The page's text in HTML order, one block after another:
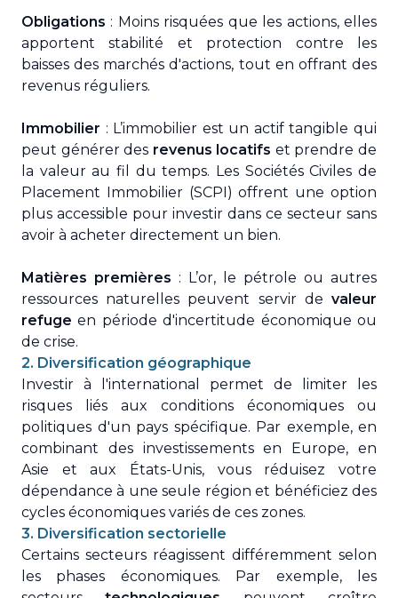
Obligations : Moins risquées que les actions, elles
apportent stabilité et protection contre les
baisses des marchés d'actions, tout en offrant des
revenus réguliers.
Immobilier : L’immobilier est un actif tangible qui
peut générer des revenus locatifs et prendre de
la valeur au fil du temps. Les Sociétés Civiles de
Placement Immobilier (SCPI) offrent une option
plus accessible pour investir dans ce secteur sans
avoir à acheter directement un bien.
Matières premières : L’or, le pétrole ou autres
ressources naturelles peuvent servir de valeur
refuge en période d'incertitude économique ou
de crise.
2. Diversification géographique
Investir à l'international permet de limiter les
risques liés aux conditions économiques ou
politiques d'un pays spécifique. Par exemple, en
combinant des investissements en Europe, en
Asie et aux États-Unis, vous réduisez votre
dépendance à une seule région et bénéficiez des
cycles économiques variés de ces zones.
3. Diversification sectorielle
Certains secteurs réagissent différemment selon
les phases économiques. Par exemple, les